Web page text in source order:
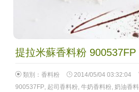
提拉米蘇香料粉 900537FP
類別： 香料粉 2014/05/04 03:32:04
900537FP, 起司香料粉, 牛奶香料粉, 奶油香料